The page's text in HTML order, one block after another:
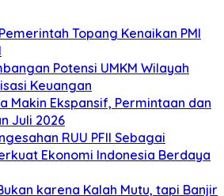
Topang Kenaikan PMI
Potensi UMKM Wilayah
Keuangan
Makin Ekspansif, Permintaan dan
Juli 2026
RUU PFII Sebagai
Ekonomi Indonesia Berdaya
karena Kalah Mutu, tapi Banjir